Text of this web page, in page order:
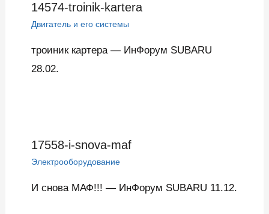
14574-troinik-kartera
Двигатель и его системы
троиник картера — ИнФорум SUBARU
28.02.
17558-i-snova-maf
Электрооборудование
И снова МАФ!!! — ИнФорум SUBARU 11.12.